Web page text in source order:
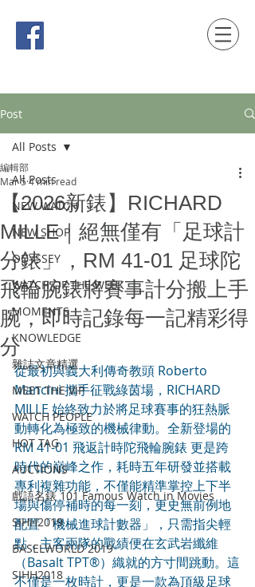
Post
All Posts
NEW WATCH
NEW SHOP
ODYSSEY
WATCH OF THE WEEK
MOMENTS
KNOWLEDGE
雜誌文章精選
MEET THE VIP
WATCH PEOPLE
HOT TAG
AUCTIONS
戲語名錶 101 Famous Watch in Movies
SIHH2019
BASELWORLD 2019
SIHH2018
All Posts
【2026新錶】RICHARD
MILLE｜絕無僅有「足球計
分錶」，RM 41-01 足球陀
飛輪腕錶將賽事計分搬上手
腕，即時記錄每一記精彩得
分
編輯部
Mar 5 4 min read
從最初與義大利傳奇教頭 Roberto
Mancini 攜手征戰綠茵場，RICHARD
MILLE 始終致力於將足球賽事的狂熱脈
動轉化為極致的機械律動。全新登場的
RM 41-01 飛返計時陀飛輪腕錶 更是跨
時代的巔峰之作，耗時五年研發並搭載
專利複雜功能，不僅能精準掌控上下半
場與傷停補時的每一刻，更史無前例地
配置「機械進球計數器」，只需指尖輕
點，主客兩隊的戰績便在玄武岩纖維
（Basalt TPT®）織就的方寸間跳動。這
不僅是一枚時計，更是一款為頂級足球